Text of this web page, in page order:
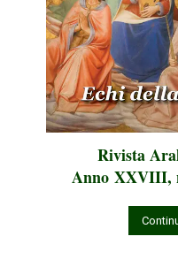
Rivista
Anno XXVIII,